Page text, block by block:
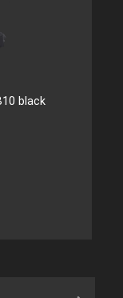
black